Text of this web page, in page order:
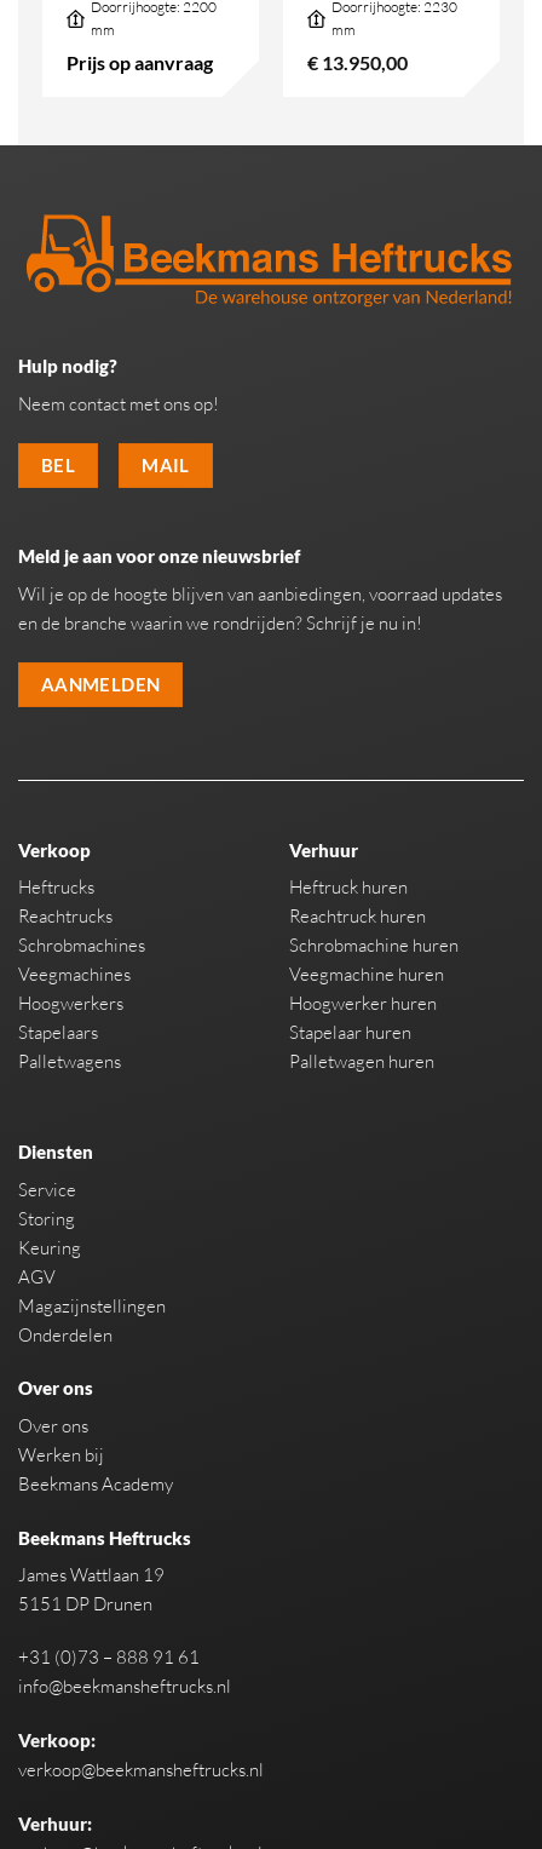
Doorrijhoogte: 2200
mm
Prijs op aanvraag
Doorrijhoogte: 2230
mm
€13.950,00
Hulp nodig?
Neem contact met ons op!
BEL MAIL
Meld je aan voor onze nieuwsbrief
Wil je op de hoogte blijven van aanbiedingen, voorraad updates
en de branche waarin we rondrijden? Schrijf je nu in!
AANMELDEN
Verkoop
Heftrucks
Reachtrucks
Schrobmachines
Veegmachines
Hoogwerkers
Stapelaars
Palletwagens
Verhuur
Heftruck huren
Reachtruck huren
Schrobmachine huren
Veegmachine huren
Hoogwerker huren
Stapelaar huren
Palletwagen huren
Diensten
Service
Storing
Keuring
AGV
Magazijnstellingen
Onderdelen
Over ons
Over ons
Werken bij
Beekmans Academy
Beekmans Heftrucks
James Wattlaan 19
5151 DP Drunen
+31 (0)73 – 888 91 61
info@beekmansheftrucks.nl
Verkoop:
verkoop@beekmansheftrucks.nl
Verhuur: